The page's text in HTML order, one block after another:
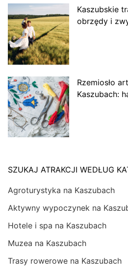
Kaszubskie
obrzędy i
Rzemiosło
Kaszubach:
SZUKAJ ATRAKCJI WEDŁUG
Agroturystyka na Kaszubach
Aktywny wypoczynek na
Hotele i spa na Kaszubach
Muzea na Kaszubach
Trasy rowerowe na Kaszubach